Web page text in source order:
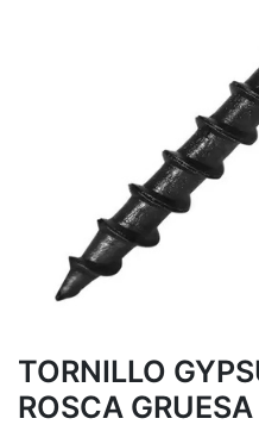
TORNILLO
ROSCA GRUESA